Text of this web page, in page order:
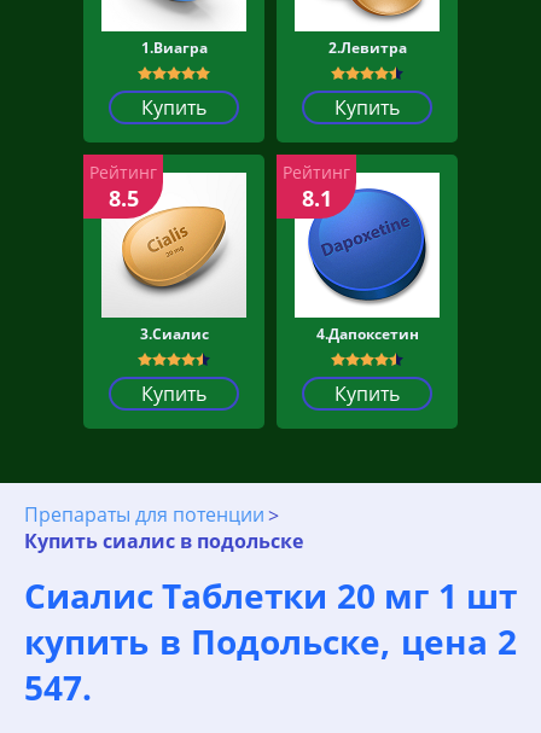
1.Виагра
Купить
2.Левитра
Купить
3.Сиалис
Купить
Рейтинг
8.5
4.Дапоксетин
Купить
Рейтинг
8.1
Препараты для потенции
Купить сиалис в подольске
Сиалис Таблетки 20 мг 1 шт
купить в Подольске, цена 2
547.